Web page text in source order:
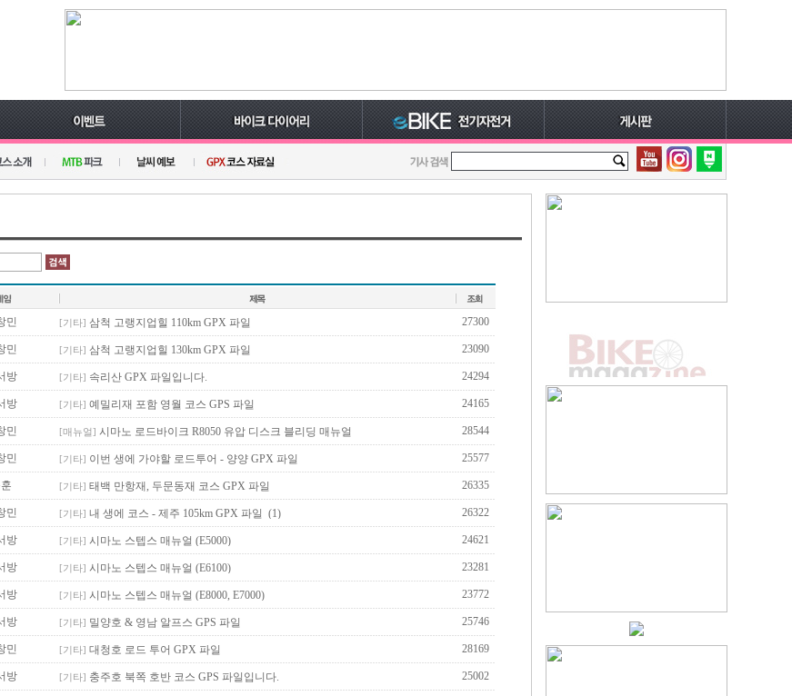
민 [기타] 삼척 고랭지업힐 110km GPX 파일 27300
민 [기타] 삼척 고랭지업힐 130km GPX 파일 23090
방 [기타] 속리산 GPX 파일입니다. 24294
방 [기타] 예밀리재 포함 영월 코스 GPS 파일 24165
민 [매뉴얼] 시마노 로드바이크 R8050 유압 디스크 블리딩 매뉴얼 28544
민 [기타] 이번 생에 가야할 로드투어 - 양양 GPX 파일 25577
[기타] 태백 만항재, 두문동재 코스 GPX 파일 26335
민 [기타] 내 생에 코스 - 제주 105km GPX 파일 (1) 26322
방 [기타] 시마노 스텝스 매뉴얼 (E5000) 24621
방 [기타] 시마노 스텝스 매뉴얼 (E6100) 23281
방 [기타] 시마노 스텝스 매뉴얼 (E8000, E7000) 23772
방 [기타] 밀양호 & 영남 알프스 GPS 파일 25746
민 [기타] 대청호 로드 투어 GPX 파일 28169
방 [기타] 충주호 북쪽 호반 코스 GPS 파일입니다. 25002